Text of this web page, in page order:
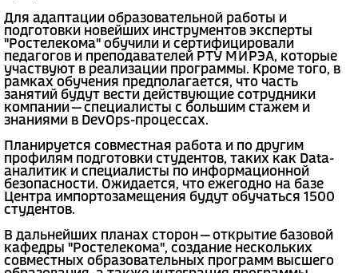
Для адаптации образовательной работы и
подготовки новейших инструментов эксперты
"Ростелекома" обучили и сертифицировали
педагогов и преподавателей РТУ МИРЭА, которые
участвуют в реализации программы. Кроме того, в
рамках обучения предполагается, что часть
занятий будут вести действующие сотрудники
компании — специалисты с большим стажем и
знаниями в DevOps-процессах.
Планируется совместная работа и по другим
профилям подготовки студентов, таких как Data-
аналитик и специалисты по информационной
безопасности. Ожидается, что ежегодно на базе
Центра импортозамещения будут обучаться 1500
студентов.
В дальнейших планах сторон — открытие базовой
кафедры "Ростелекома", создание нескольких
совместных образовательных программ высшего